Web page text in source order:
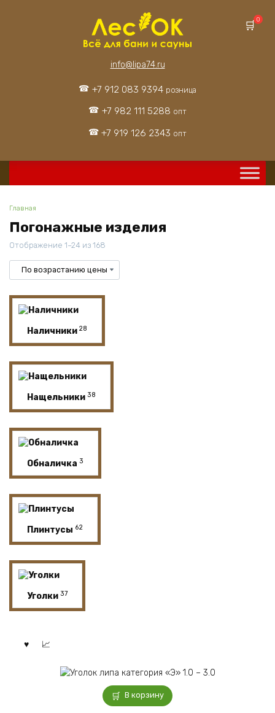
info@lipa74.ru
+7 912 083 9394 розница
+7 982 111 5288 опт
+7 919 126 2343 опт
0
Главная
Погонажные изделия
Отображение 1–24 из 168
возрастанию
Наличники 28
Нащельники 38
Обналичка 3
Плинтусы 62
Уголки 37
В корзину